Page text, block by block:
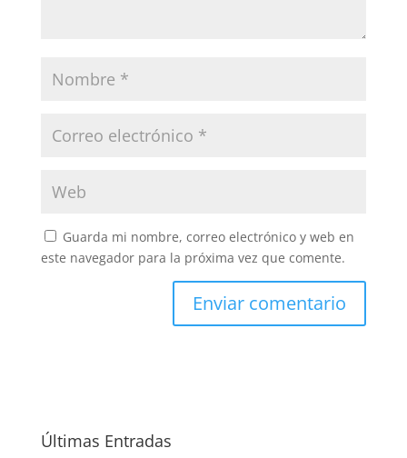
Guarda mi nombre, correo electrónico y web en
este navegador para la próxima vez que comente.
Últimas Entradas